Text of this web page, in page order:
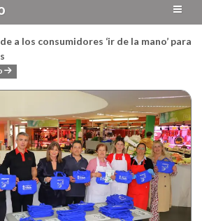
a los consumidores ‘ir de la mano’ para